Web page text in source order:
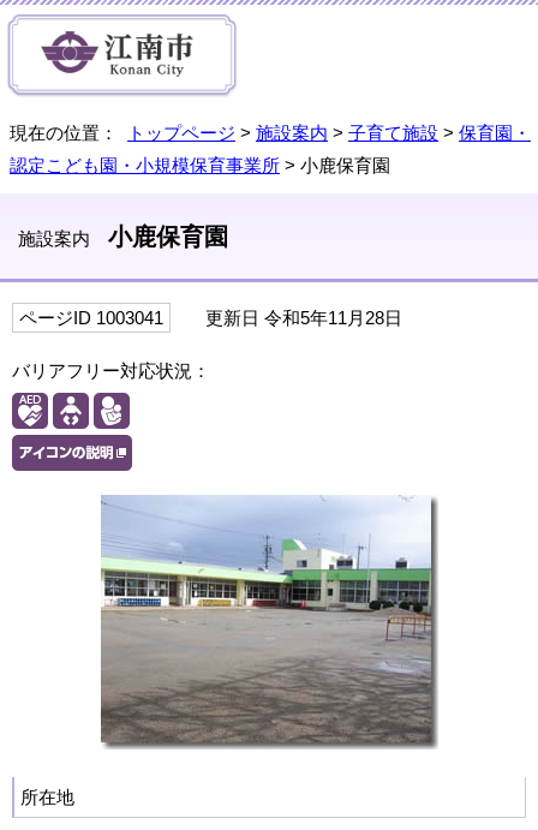
現在の位置： トップページ > 施設案内 > 子育て施設 > 保育園・
認定こども園・小規模保育事業所 > 小鹿保育園
施設案内 小鹿保育園
ページID 1003041 更新日 令和5年11月28日
バリアフリー対応状況：
所在地